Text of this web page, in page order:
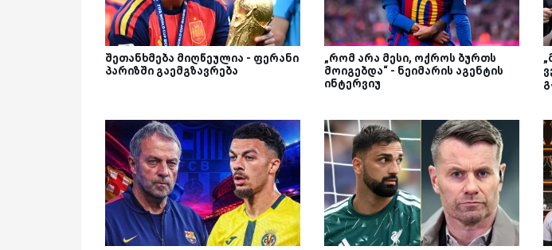
შეთანხმება მიღწეულია - ფერანი
პარიზში გაემგზავრება
„რომ არა მესი, ოქროს ბურთს
მოიგებდა“ - ნეიმარის აგენტის
ინტერვიუ